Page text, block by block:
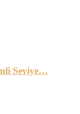
Seviye…